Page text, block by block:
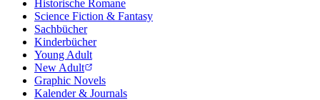
Historische Romane
Science Fiction & Fantasy
Sachbücher
Kinderbücher
Young Adult
New Adult
Graphic Novels
Kalender & Journals